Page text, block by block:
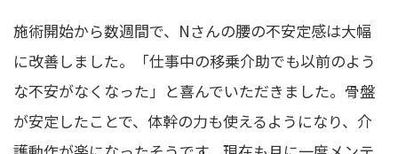
施術開始から数週間で、Nさんの腰の不安定感は大幅
に改善しました。「仕事中の移乗介助でも以前のよう
な不安がなくなった」と喜んでいただきました。骨盤
が安定したことで、体幹の力も使えるようになり、介